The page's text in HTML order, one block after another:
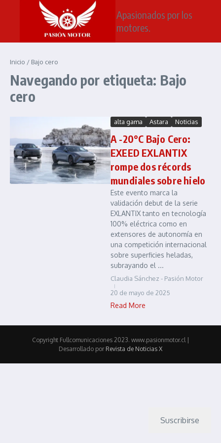
Saltar al contenido
Apasionados por los
motores.
Inicio / Bajo cero
Navegando por etiqueta: Bajo
cero
alta gama Astara Noticias
A -20°C Bajo Cero:
EXEED EXLANTIX
rompe dos récords
mundiales sobre hielo
Este evento marca la
validación debut de la serie
EXLANTIX tanto en tecnología
100% eléctrica como en
extensores de autonomía en
una competición internacional
sobre superficies heladas,
subrayando el ...
Claudia Sánchez - Pasión Motor
20 de mayo de 2025
Read More
Copyright Fullcomunicaciones 2023. www.pasionmotor.cl |
Desarrollado por Revista de Noticias X
Suscribirse